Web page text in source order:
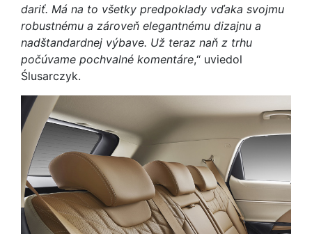
dariť. Má na to všetky predpoklady vďaka svojmu
robustnému a zároveň elegantnému dizajnu a
nadštandardnej výbave. Už teraz naň z trhu
počúvame pochvalné komentáre,“ uviedol
Ślusarczyk.